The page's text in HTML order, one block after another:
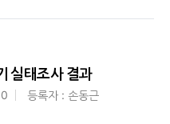
실태조사 결과
등록자 : 손동근